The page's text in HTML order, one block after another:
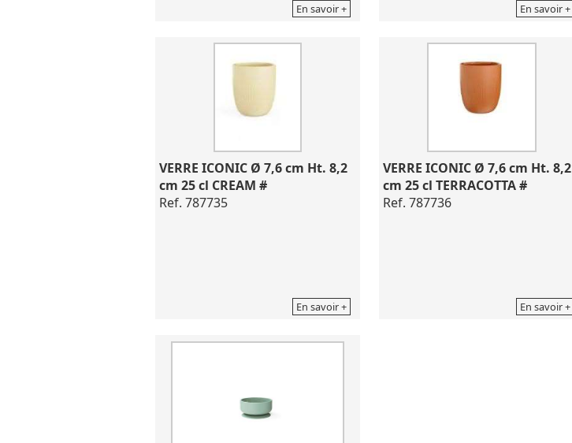
En savoir + En savoir +
VERRE ICONIC Ø 7,6 cm Ht. 8,2
cm 25 cl CREAM #
Ref. 787735
En savoir +
VERRE ICONIC Ø 7,6 cm Ht. 8,2
cm 25 cl TERRACOTTA #
Ref. 787736
En savoir +